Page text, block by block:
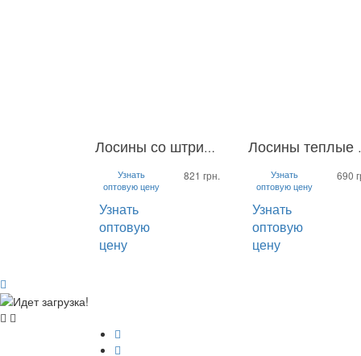
S M L Лосины со штрипкой Helga
Узнать
оптовую цену
Узнать
оптовую
цену
821 грн.
S M L XL
Узнать
оптовую цену
Узнать
оптовую
цену
690